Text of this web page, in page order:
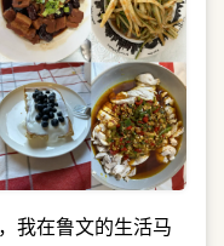
我在鲁文的生活马